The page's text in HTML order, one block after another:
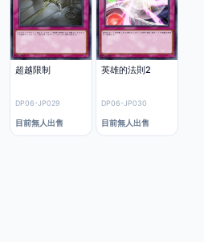
超越限制
DP06-JP029
目前無人出售
英雄的法則2
DP06-JP030
目前無人出售